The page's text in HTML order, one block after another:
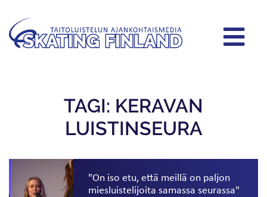
TAGI: KERAVAN
LUISTINSEURA
"On iso etu, että meillä on paljon
miesluistelijoita samassa seurassa"